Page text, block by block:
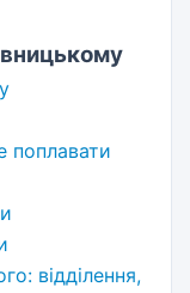
поплавати
відділення,